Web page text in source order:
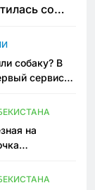
со
собаку? В
сервис
на